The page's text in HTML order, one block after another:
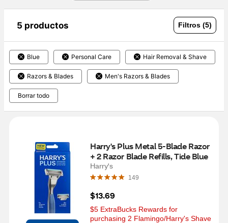
5 productos Filtros (5)
Blue Personal Care Hair Removal & Shave
Razors & Blades Men's Razors & Blades
Borrar todo
Harry's Plus Metal 5-Blade Razor
+ 2 Razor Blade Refills, Tide Blue
Harry's
149
$13.69
$5 ExtraBucks Rewards for
purchasing 2 Flamingo/Harry's Shave